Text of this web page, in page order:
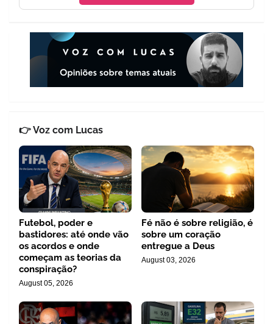
👉 Voz com Lucas
Futebol, poder e
bastidores: até onde vão
os acordos e onde
começam as teorias da
conspiração?
August 05, 2026
Fé não é sobre religião, é
sobre um coração
entregue a Deus
August 03, 2026